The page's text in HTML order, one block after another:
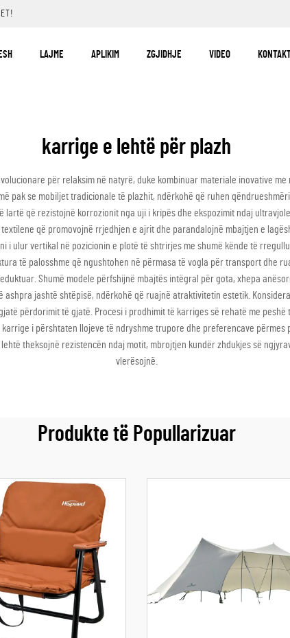
LAJME APLIKIM ZGJIDHJE VIDEO
karrige e lehtë për plazh
për relaksim në natyrë, duke kombinuar materiale inovative
pak se mobiljet tradicionale të plazhit, ndërkohë që ruhen
që rezistojnë korrozionit nga uji i kripës dhe ekspozimit ndaj
që promovojnë rrjedhjen e ajrit dhe parandalojnë mbajtjen e
ulur vertikal në pozicionin e plotë të shtrirjes me shumë kënde të
të palosshme që ngushtohen në përmasa të vogla për transport dhe
Shumë modele përfshijnë mbajtës intëgral për gota, xhepa
jashtë shtëpisë, ndërkohë që ruajnë atraktivitetin estetik.
përdorimit të gjatë. Procesi i prodhimit të karriges së rehatë me
i përshtaten llojeve të ndryshme trupore dhe preferencave përmes
theksojnë rezistencën ndaj motit, mbrojtjen kundër zhdukjes së
vlerësojnë.
Produkte të Popullarizuar